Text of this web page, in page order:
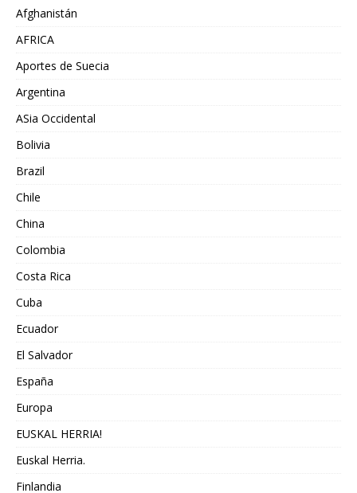
Afghanistán
AFRICA
Aportes de Suecia
Argentina
ASia Occidental
Bolivia
Brazil
Chile
China
Colombia
Costa Rica
Cuba
Ecuador
El Salvador
España
Europa
EUSKAL HERRIA!
Euskal Herria.
Finlandia